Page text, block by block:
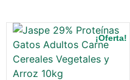
¡Oferta!